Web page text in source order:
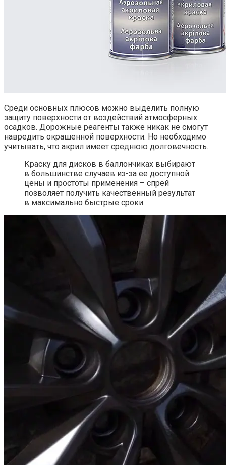
Среди основных плюсов можно выделить полную
защиту поверхности от воздействий атмосферных
осадков. Дорожные реагенты также никак не смогут
навредить окрашенной поверхности. Но необходимо
учитывать, что акрил имеет среднюю долговечность.
Краску для дисков в баллончиках выбирают
в большинстве случаев из-за ее доступной
цены и простоты применения – спрей
позволяет получить качественный результат
в максимально быстрые сроки.